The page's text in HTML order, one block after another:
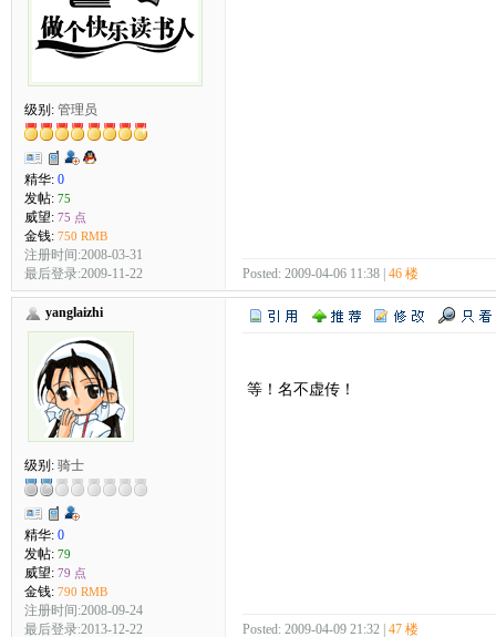
级别: 管理员
精华: 0
发帖: 75
威望: 75 点
金钱: 750 RMB
注册时间:2008-03-31
最后登录:2009-11-22
Posted: 2009-04-06 11:38 | 46 楼
yanglaizhi
级别: 骑士
精华: 0
发帖: 79
威望: 79 点
金钱: 790 RMB
注册时间:2008-09-24
最后登录:2013-12-22
等！名不虚传！
Posted: 2009-04-09 21:32 | 47 楼